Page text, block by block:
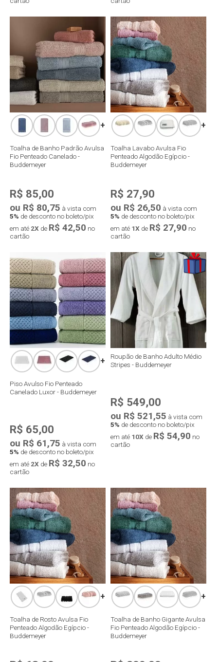
Compra rápida Compra rápida
+
Toalha de Banho Padrão Avulsa
Fio Penteado Canelado -
Buddemeyer
R$ 85,00
ou R$ 80,75 à vista com
5% de desconto no boleto/pix
em até 2X de R$ 42,50 no
cartão
Compra rápida
+
Toalha Lavabo Avulsa Fio
Penteado Algodão Egípcio -
Buddemeyer
R$ 27,90
ou R$ 26,50 à vista com
5% de desconto no boleto/pix
em até 1X de R$ 27,90 no
cartão
Compra rápida
+
Piso Avulso Fio Penteado
Canelado Luxor - Buddemeyer
R$ 65,00
ou R$ 61,75 à vista com
5% de desconto no boleto/pix
em até 2X de R$ 32,50 no
cartão
Compra rápida
Roupão de Banho Adulto Médio
Stripes - Buddemeyer
R$ 549,00
ou R$ 521,55 à vista com
5% de desconto no boleto/pix
em até 10X de R$ 54,90 no
cartão
Compra rápida
+
Toalha de Rosto Avulsa Fio
Penteado Algodão Egípcio -
Buddemeyer
+
Toalha de Banho Gigante Avulsa
Fio Penteado Algodão Egípcio -
Buddemeyer